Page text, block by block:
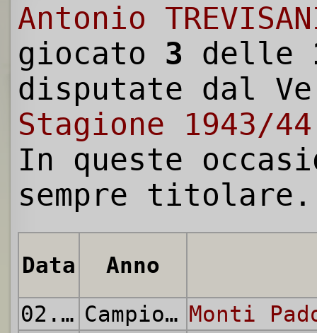
Antonio
giocato 3 delle
disputate dal
Stagione 1943/44
In queste
sempre titolare.
Data
Anno
02.01.1944
Campionato Alta Italia Monti